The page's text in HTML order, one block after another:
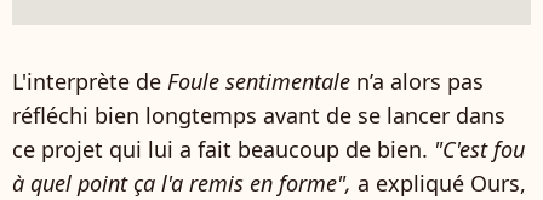
L'interprète de Foule sentimentale n’a alors pas
réfléchi bien longtemps avant de se lancer dans
ce projet qui lui a fait beaucoup de bien. "C'est fou
à quel point ça l'a remis en forme", a expliqué Ours,